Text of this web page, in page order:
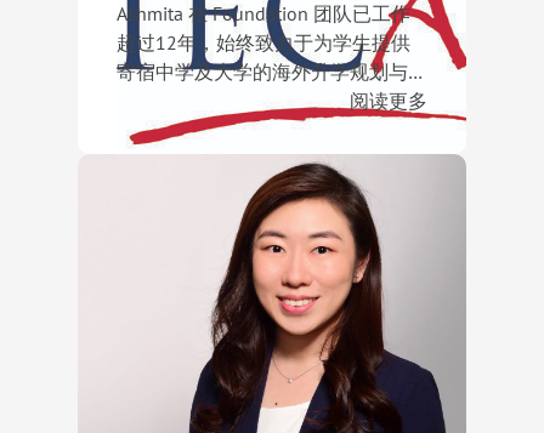
Ashmita 在 Foundation 团队已工作
超过12年，始终致力于为学生提供
寄宿中学及大学的海外升学规划与申
请指导。她热衷于启发和培养年轻一
代，这也是推动她不断前行的动力。
Ashmita 拥有丰富的项目设计经验，
尤其擅长面试培训与背景提升。她与
一支才华横溢的团队紧密合作，以创
意为载体设计课程，帮助学生提升自
信与沟通能力。她亲切温暖的笑容，
让人们乐于向她寻求意见，并信赖她
的专业建议。
迄今为止，Ashmita 已帮助超过200
位学生成功进入美国、英国、加拿大
和瑞士的顶尖寄宿中学及大学，其中
包括：Phillips Exeter Academy、
Phillips Academy Andover、Choate
Rosemary Hall、Groton School、St.
Paul’s School、The Hotchkiss
School、The Lawrenceville
School、Milton Academy、The
Loomis Chaffee School、The Taft
School、The Peddie School、Blair
Academy、The Webb Schools、
阅读更多